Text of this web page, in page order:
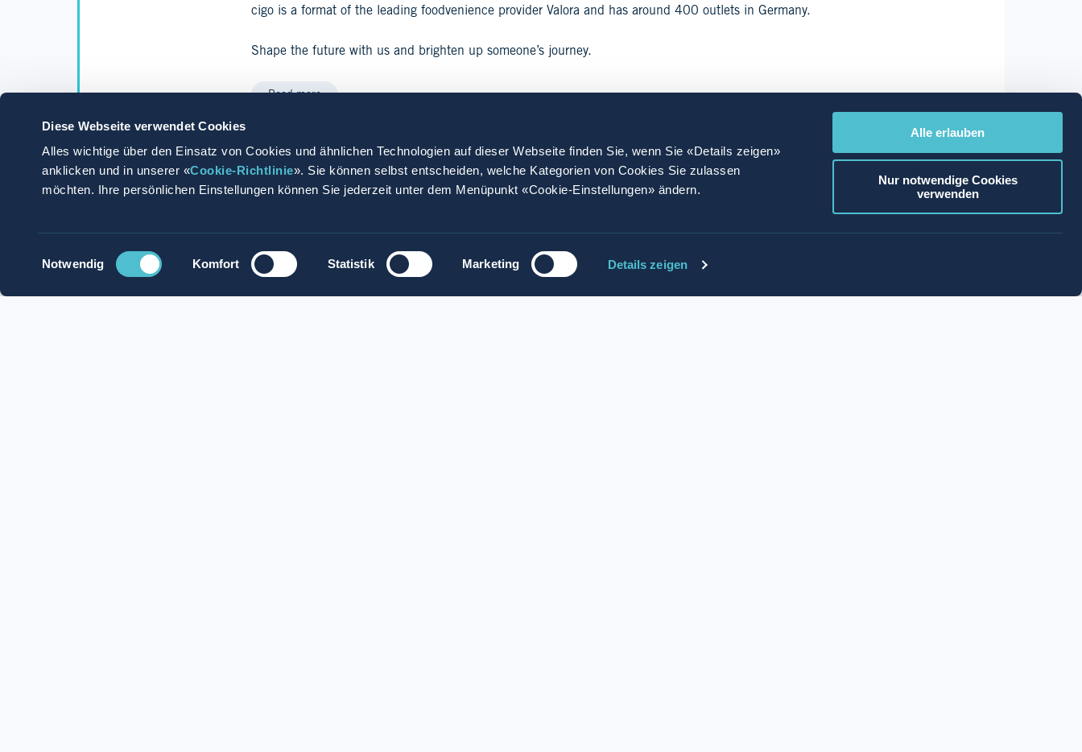
Diese Webseite verwendet Cookies
Alles wichtige über den Einsatz von Cookies und ähnlichen Technologien auf dieser Webseite finden Sie, wenn Sie «Details zeigen»
anklicken und in unserer «Cookie-Richtlinie». Sie können selbst entscheiden, welche Kategorien von Cookies Sie zulassen
möchten. Ihre persönlichen Einstellungen können Sie jederzeit unter dem Menüpunkt «Cookie-Einstellungen» ändern.
Einwilligungsauswahl
Notwendig Komfort Statistik Marketing Details zeigen
Alle erlauben
Nur notwendige Cookies
verwenden
cigo is a format of the leading foodvenience provider Valora and has around 400 outlets in Germany.
Shape the future with us and brighten up someone’s journey.
Read more